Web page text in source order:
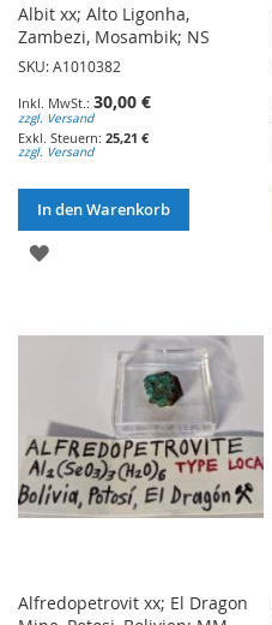
Albit xx; Alto Ligonha,
Zambezi, Mosambik; NS
SKU: A1010382
30,00 €
zzgl. Versand
25,21 €
zzgl. Versand
In den Warenkorb
ZUR
HINZUFÜGEN
Alfredopetrovit xx; El Dragon